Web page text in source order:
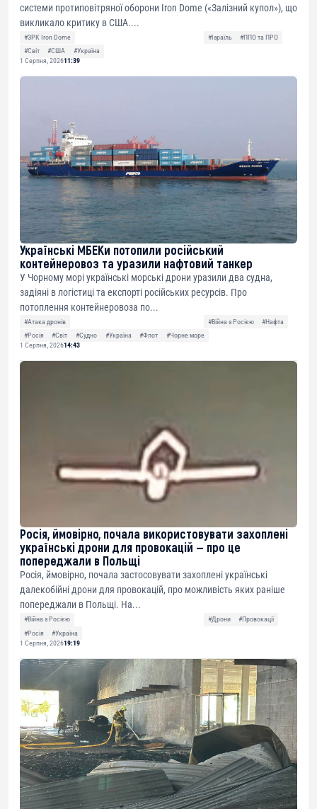
системи протиповітряної оборони Iron Dome («Залізний купол»), що
викликало критику в США....
#ЗРК Iron Dome #Ізраїль
#ППО та ПРО
#Світ
#США
#Україна
1 Серпня, 202611:39
Українські МБЕКи потопили російський
контейнеровоз та уразили нафтовий танкер
У Чорному морі українські морські дрони уразили два судна,
задіяні в логістиці та експорті російських ресурсів. Про
потоплення контейнеровоза по...
#Атака дронів #Війна з Росією
#Нафта
#Росія
#Світ #Судно #Україна #Флот
#Чорне море
1 Серпня, 202614:43
Росія, ймовірно, почала використовувати захоплені
українські дрони для провокацій — про це
попереджали в Польщі
Росія, ймовірно, почала застосовувати захоплені українські
далекобійні дрони для провокацій, про можливість яких раніше
попереджали в Польщі. На...
#Війна з Росією #Дрони
#Провокації
#Росія
#Україна
1 Серпня, 202619:19